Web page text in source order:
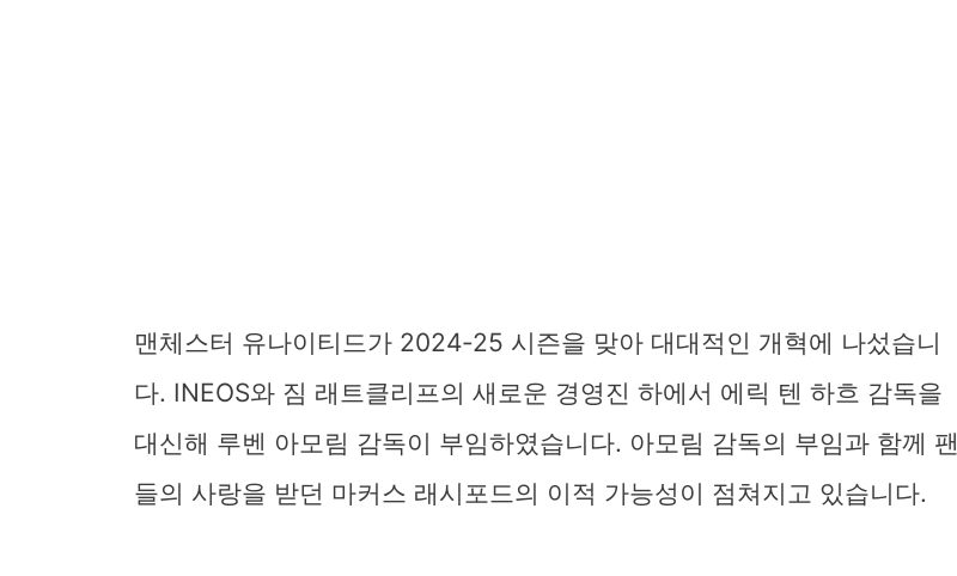
맨체스터 유나이티드가 2024-25 시즌을 맞아 대대적인 개혁에 나섰습니
다. INEOS와 짐 래트클리프의 새로운 경영진 하에서 에릭 텐 하흐 감독을
대신해 루벤 아모림 감독이 부임하였습니다. 아모림 감독의 부임과 함께 팬
들의 사랑을 받던 마커스 래시포드의 이적 가능성이 점쳐지고 있습니다.